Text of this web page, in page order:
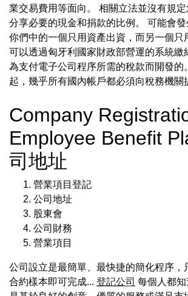
業交易費用等面向。 相關立法並沒有規
分享必要的現金和捐款的比例。 可能會發
你們中的一個只用資產出資，而另一個只
可以透過匈牙利國家財政部營運的系統繳
為支付電子公司程序所需的稅款而開發的
起，幾乎所有國內帳戶都必須向稅務機關
Company
Employee Benefit
司地址
營業項目登記
公司地址
股東會
公司財務
營業項目
公司設立是最簡單、最快捷的簡化程序，
合約樣本即可完成... 登記公司 每個人都